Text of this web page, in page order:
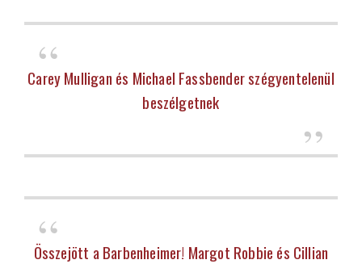
Carey Mulligan és Michael Fassbender szégyentelenül
beszélgetnek
Összejött a Barbenheimer! Margot Robbie és Cillian